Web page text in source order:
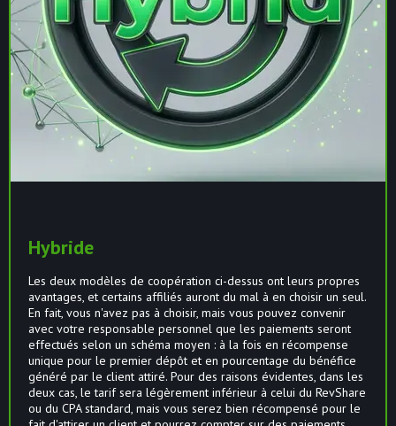
Hybride
Les deux modèles de coopération ci-dessus ont leurs propres
avantages, et certains affiliés auront du mal à en choisir un seul.
En fait, vous n'avez pas à choisir, mais vous pouvez convenir
avec votre responsable personnel que les paiements seront
effectués selon un schéma moyen : à la fois en récompense
unique pour le premier dépôt et en pourcentage du bénéfice
généré par le client attiré. Pour des raisons évidentes, dans les
deux cas, le tarif sera légèrement inférieur à celui du RevShare
ou du CPA standard, mais vous serez bien récompensé pour le